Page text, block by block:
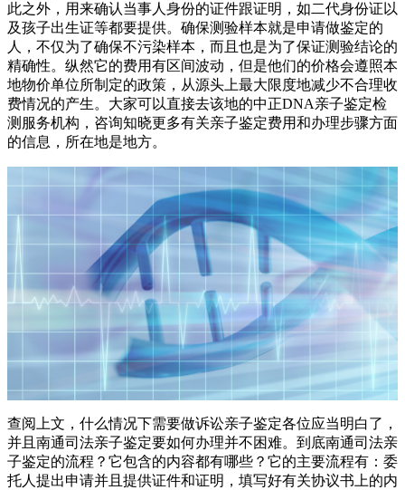
此之外，用来确认当事人身份的证件跟证明，如二代身份证以
及孩子出生证等都要提供。确保测验样本就是申请做鉴定的
人，不仅为了确保不污染样本，而且也是为了保证测验结论的
精确性。纵然它的费用有区间波动，但是他们的价格会遵照本
地物价单位所制定的政策，从源头上最大限度地减少不合理收
费情况的产生。大家可以直接去该地的中正DNA亲子鉴定检
测服务机构，咨询知晓更多有关亲子鉴定费用和办理步骤方面
的信息，所在地是地方。
查阅上文，什么情况下需要做诉讼亲子鉴定各位应当明白了，
并且南通司法亲子鉴定要如何办理并不困难。到底南通司法亲
子鉴定的流程？它包含的内容都有哪些？它的主要流程有：委
托人提出申请并且提供证件和证明，填写好有关协议书上的内